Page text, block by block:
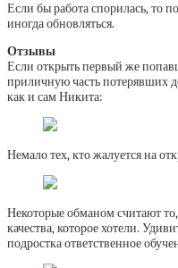
Если бы работа спорилась, то
иногда обновляться.
Отзывы
Если открыть первый же
приличную часть потерявших
как и сам Никита:
Немало тех, кто жалуется на
Некоторые обманом считают
качества, которое хотели.
подростка ответственное